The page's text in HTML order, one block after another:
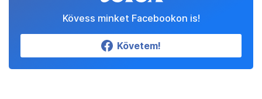
Kövess minket Facebookon is!
Követem!